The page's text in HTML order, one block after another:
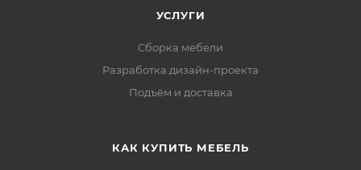
УСЛУГИ
Сборка мебели
Разработка дизайн-проекта
Подъём и доставка
КАК КУПИТЬ МЕБЕЛЬ